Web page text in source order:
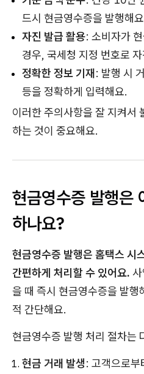
드시 현금영수증을 발행해
자진 발급 활용: 소비자가
경우, 국세청 지정 번호로
정확한 정보 기재: 발행 시
등을 정확하게 입력해요.
이러한 주의사항을 잘 지켜서
하는 것이 중요해요.
현금영수증 발행은
하나요?
현금영수증 발행은 홈택스 시
간편하게 처리할 수 있어요.
을 때 즉시 현금영수증을 발
적 간단해요.
현금영수증 발행 처리 절차는
현금 거래 발생: 고객으로부